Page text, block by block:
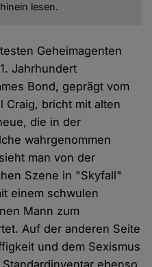
lesen.
Geheimagenten
Jahrhundert
Bond, geprägt vom
Craig, bricht mit alten
die in der
wahrgenommen
man von der
Szene in "Skyfall"
einem schwulen
Mann zum
Auf der anderen Seite
und dem Sexismus